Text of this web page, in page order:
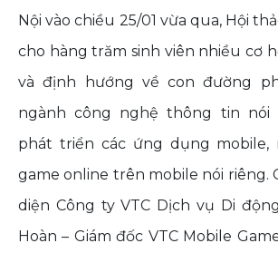
Nội vào chiều 25/01 vừa qua, Hội
cho hàng trăm sinh viên nhiều cơ
và định hướng về con đường
ngành công nghệ thông tin nói
phát triển các ứng dụng mobile,
game online trên mobile nói riêng.
diện Công ty VTC Dịch vụ Di
Hoàn – Giám đốc VTC Mobile